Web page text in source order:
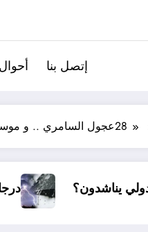
إتصل بنا
28عجول السامري .. و
درجات الحرارة و الأمطار في سبتمبر